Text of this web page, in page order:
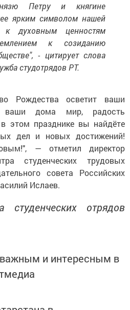
Петру и княгине
ярким символом нашей
к духовным ценностям
к созиданию
- цитирует слова
студотрядов РТ.
Рождества осветит ваши
ваши дома мир, радость
этом празднике вы найдёте
дел и новых достижений!
— отметил директор
студенческих трудовых
совета Российских
Ислаев.
студенческих отрядов
и интересным в